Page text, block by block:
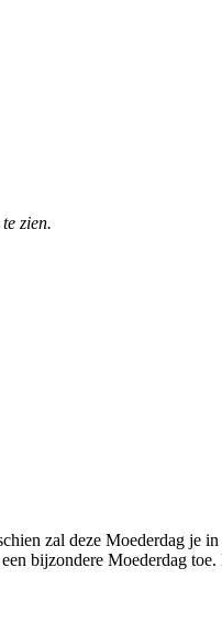
zien.
zal deze Moederdag je
bijzondere Moederdag